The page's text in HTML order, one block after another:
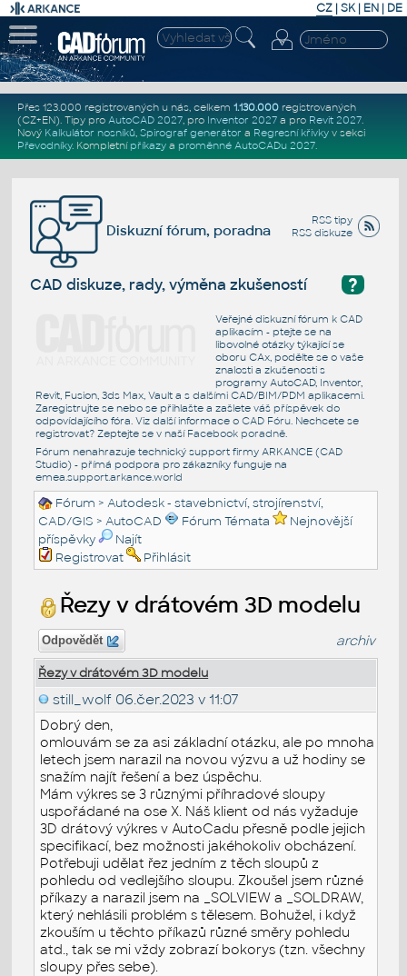
CZ | SK| EN | DE
Přes 123.000 registrovaných u nás, celkem 1.130.000registrovaných
(CZ+EN). Tipy pro AutoCAD 2027, pro Inventor 2027a pro Revit 2027.
Nový Kalkulátor nosníků, Spirograf generátor a Regresní křivkyv sekci
Převodníky. Kompletní příkazya proměnné AutoCADu 2027.
RSS tipy
RSS diskuze
Diskuzní fórum, poradna
?
CAD diskuze, rady, výměna zkušeností
Veřejné diskuzní fórum k CAD
aplikacím - ptejte se na
libovolné otázky týkající se
oboru CAx, podělte se o vaše
znalosti a zkušenosti s
programy AutoCAD, Inventor,
Revit, Fusion, 3ds Max, Vault a s dalšími CAD/BIM/PDM aplikacemi.
Zaregistrujte se nebo se přihlašte a zašlete váš příspěvek do
odpovídajícího fóra. Viz další informace o CAD Fóru. Nechcete se
registrovat? Zeptejte se v naší Facebook poradně.
Fórum nenahrazuje technický support firmy ARKANCE (CAD
Studio) - přímá podpora pro zákazníky funguje na
emea.support.arkance.world
Fórum >Autodesk - stavebnictví, strojírenství,
CAD/GIS >AutoCAD Fórum Témata
Nejnovější
příspěvky
Najít
Registrovat
Přihlásit
Řezy v drátovém 3D modelu
Odpovědět archiv
Řezy v drátovém 3D modelu
still_wolf 06.čer.2023 v 11:07
Dobrý den,
omlouvám se za asi základní otázku, ale po mnoha
letech jsem narazil na novou výzvu a už hodiny se
snažím najít řešení a bez úspěchu.
Mám výkres se 3 různými příhradové sloupy
uspořádané na ose X. Náš klient od nás vyžaduje
3D drátový výkres v AutoCadu přesně podle jejich
specifikací, bez možnosti jakéhokoliv obcházení.
Potřebuji udělat řez jedním z těch sloupů z
pohledu od vedlejšího sloupu. Zkoušel jsem různé
příkazy a narazil jsem na _SOLVIEW a _SOLDRAW,
který nehlásili problém s tělesem. Bohužel, i když
zkouším u těchto příkazů různé směry pohledu
atd., tak se mi vždy zobrazí bokorys (tzn. všechny
sloupy přes sebe).